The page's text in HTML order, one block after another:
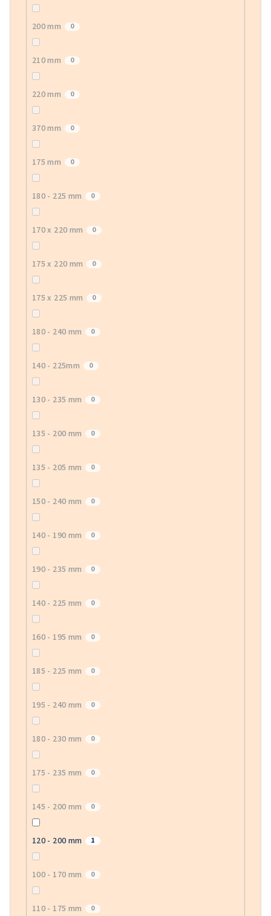
200 mm 0
210 mm 0
220 mm 0
370 mm 0
175 mm 0
180 - 225 mm 0
170 x 220 mm 0
175 x 220 mm 0
175 x 225 mm 0
180 - 240 mm 0
140 - 225mm 0
130 - 235 mm 0
135 - 200 mm 0
135 - 205 mm 0
150 - 240 mm 0
140 - 190 mm 0
190 - 235 mm 0
140 - 225 mm 0
160 - 195 mm 0
185 - 225 mm 0
195 - 240 mm 0
180 - 230 mm 0
175 - 235 mm 0
145 - 200 mm 0
120 - 200 mm 1
100 - 170 mm 0
110 - 175 mm 0